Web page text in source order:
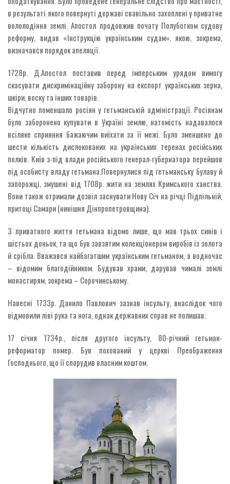
в результаті якого повернуті державі свавільно захоплені у приватне
вололодіння землі. Апостол продовжив почату Полуботком судову
реформу, видав «Інструкцію українським судам», якою, зокрема,
визначався порядок апеляції.
1728р. Д.Апостол поставив перед імперським урядом вимогу
скасувати дискримінаційну заборону на експорт українських зерна,
шкіри, воску та інших товарів.
Відчутно поменшало росіян у гетьманській адміністрації. Росіянам
було заборонено купувати в Україні землю, натомість надавалося
всіляке сприяння бажаючим виїхати за її межі. Було зменшено до
шести кількість дислокованих на українських теренах російських
полків. Київ з-під влади російського генерал-губернатора перейшов
під особисту владу гетьмана.Повернулися під гетьманську булаву й
запорожці, змушені від 1708р. жити на землях Кримського ханства.
Вони також отримали дозвіл заснувати Нову Січ на річці Підпільній,
притоці Самари (нинішня Дінпропетровщина).
З приватного життя гетьмана відомо лише, що мав трьох синів і
шістьох доньок, та що був завзятим колекціонером виробів із золота
й срібла. Вважався найбагатшим українським гетьманом, а водночас
– відомим благодійником. Будував храми, дарував чималі землі
монастирям, зокрема – Сорочинському.
Навесні 1733р. Данило Павлович зазнав інсульту, внаслідок чого
відмовили ліві рука та нога, однак державних справ не полишав.
17 січня 1734р., після другого інсульту, 80-річний гетьман-
реформатор помер. Був похований у церкві Преображення
Господнього, що її спорудив власним коштом.